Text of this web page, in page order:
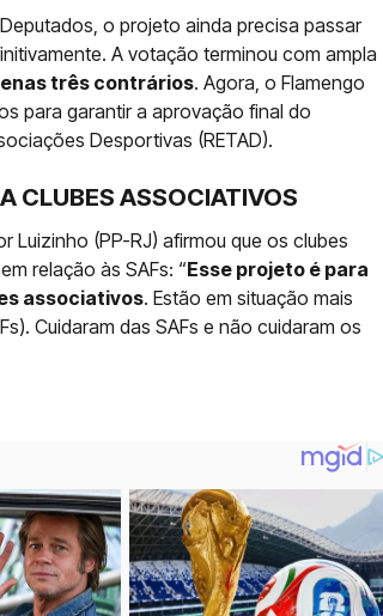
o projeto ainda precisa passar
A votação terminou com ampla
três contrários. Agora, o Flamengo
para garantir a aprovação final do
Desportivas (RETAD).
CLUBES ASSOCIATIVOS
(PP-RJ) afirmou que os clubes
relação às SAFs: “Esse projeto é para
associativos. Estão em situação mais
Cuidaram das SAFs e não cuidaram os